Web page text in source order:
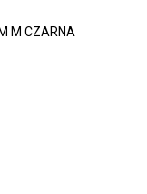
M CZARNA